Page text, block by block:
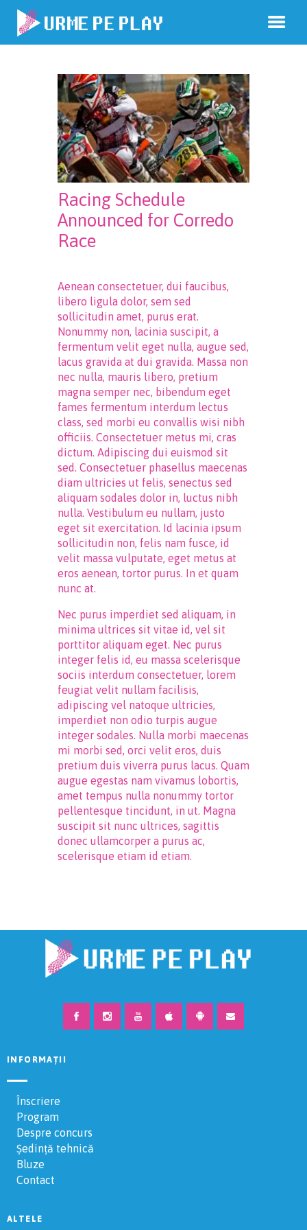
Racing Schedule
Announced for Corredo
Race
Aenean consectetuer, dui faucibus,
libero ligula dolor, sem sed
sollicitudin amet, purus erat.
Nonummy non, lacinia suscipit, a
fermentum velit eget nulla, augue sed,
lacus gravida at dui gravida. Massa non
nec nulla, mauris libero, pretium
magna semper nec, bibendum eget
fames fermentum interdum lectus
class, sed morbi eu convallis wisi nibh
officiis. Consectetuer metus mi, cras
dictum. Adipiscing dui euismod sit
sed. Consectetuer phasellus maecenas
diam ultricies ut felis, senectus sed
aliquam sodales dolor in, luctus nibh
nulla. Vestibulum eu nullam, justo
eget sit exercitation. Id lacinia ipsum
sollicitudin non, felis nam fusce, id
velit massa vulputate, eget metus at
eros aenean, tortor purus. In et quam
nunc at.
Nec purus imperdiet sed aliquam, in
minima ultrices sit vitae id, vel sit
porttitor aliquam eget. Nec purus
integer felis id, eu massa scelerisque
sociis interdum consectetuer, lorem
feugiat velit nullam facilisis,
adipiscing vel natoque ultricies,
imperdiet non odio turpis augue
integer sodales. Nulla morbi maecenas
mi morbi sed, orci velit eros, duis
pretium duis viverra purus lacus. Quam
augue egestas nam vivamus lobortis,
amet tempus nulla nonummy tortor
pellentesque tincidunt, in ut. Magna
suscipit sit nunc ultrices, sagittis
donec ullamcorper a purus ac,
scelerisque etiam id etiam.
INFORMAȚII
Înscriere
Program
Despre concurs
Ședință tehnică
Bluze
Contact
ALTELE